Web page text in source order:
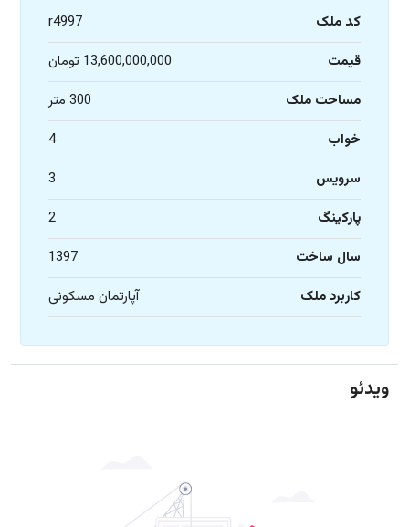
کد ملک
r4997
قیمت
13,600,000,000 تومان
مساحت ملک
300 متر
خواب
4
سرویس
3
پارکینگ
2
سال ساخت
1397
کاربرد ملک
آپارتمان مسکونی
ویدئو